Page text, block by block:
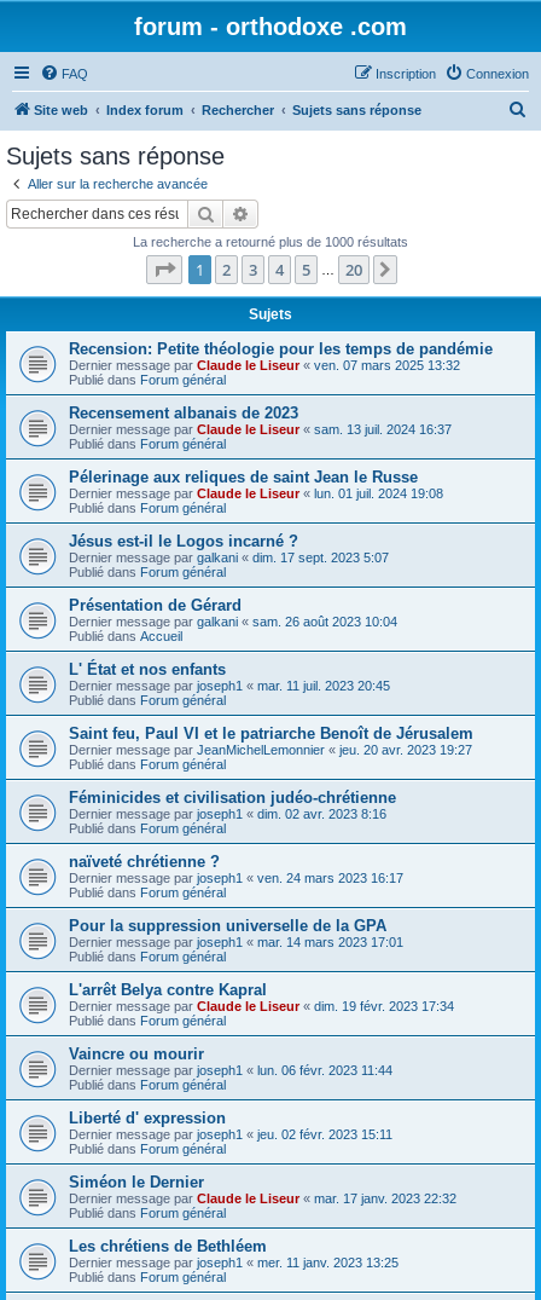
forum - orthodoxe .com
FAQ Connexion
Inscription
Site web Index forum Rechercher Sujets sans réponse
Sujets sans réponse
Aller sur la recherche avancée
Rechercher
La recherche a retourné plus de 1000 résultats
Page 1sur20
1 2 3 4 5 20
Sujets
Recension: Petite théologie pour les temps de pandémie
Dernier message par Claude le Liseur« ven. 07 mars 2025 13:32
Publié dans Forum général
Recensement albanais de 2023
Dernier message par Claude le Liseur« sam. 13 juil. 2024 16:37
Publié dans Forum général
Pélerinage aux reliques de saint Jean le Russe
Dernier message par Claude le Liseur« lun. 01 juil. 2024 19:08
Publié dans Forum général
Jésus est-il le Logos incarné ?
Dernier message par galkani « dim. 17 sept. 2023 5:07
Publié dans Forum général
Présentation de Gérard
Dernier message par galkani « sam. 26 août 2023 10:04
Publié dans Accueil
L' État et nos enfants
Dernier message par joseph1 « mar. 11 juil. 2023 20:45
Publié dans Forum général
Saint feu, Paul VI et le patriarche Benoît de Jérusalem
Dernier message par JeanMichelLemonnier « jeu. 20 avr. 2023 19:27
Publié dans Forum général
Féminicides et civilisation judéo-chrétienne
Dernier message par joseph1 « dim. 02 avr. 2023 8:16
Publié dans Forum général
naïveté chrétienne ?
Dernier message par joseph1 « ven. 24 mars 2023 16:17
Publié dans Forum général
Pour la suppression universelle de la GPA
Dernier message par joseph1 « mar. 14 mars 2023 17:01
Publié dans Forum général
L'arrêt Belya contre Kapral
Dernier message par Claude le Liseur« dim. 19 févr. 2023 17:34
Publié dans Forum général
Vaincre ou mourir
Dernier message par joseph1 « lun. 06 févr. 2023 11:44
Publié dans Forum général
Liberté d' expression
Dernier message par joseph1 « jeu. 02 févr. 2023 15:11
Publié dans Forum général
Siméon le Dernier
Dernier message par Claude le Liseur« mar. 17 janv. 2023 22:32
Publié dans Forum général
Les chrétiens de Bethléem
Dernier message par joseph1 « mer. 11 janv. 2023 13:25
Publié dans Forum général